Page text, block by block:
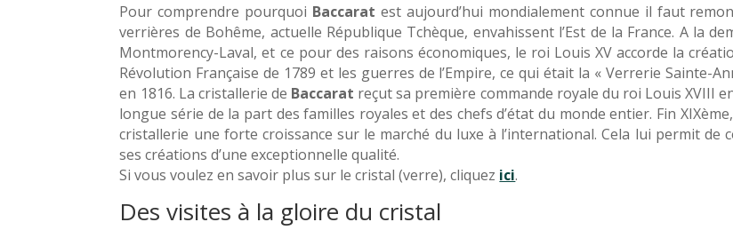
Pour comprendre pourquoi Baccarat est aujourd’hui mondialement connue il faut
verrières de Bohême, actuelle République Tchèque, envahissent l’Est de la France. A la
Montmorency-Laval, et ce pour des raisons économiques, le roi Louis XV accorde la
Révolution Française de 1789 et les guerres de l’Empire, ce qui était la « Verrerie Sainte-
en 1816. La cristallerie de Baccarat reçut sa première commande royale du roi Louis XVIII
longue série de la part des familles royales et des chefs d’état du monde entier. Fin
cristallerie une forte croissance sur le marché du luxe à l’international. Cela lui permit
ses créations d’une exceptionnelle qualité.
Si vous voulez en savoir plus sur le cristal (verre), cliquez ici.
Des visites à la gloire du cristal